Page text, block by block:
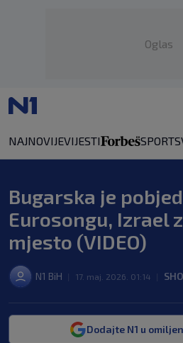
Oglas
NAJNOVIJEVIJESTI SPORT
Bugarska je
Eurosongu, Izrael
mjesto (VIDEO)
N1 BiH 17. maj. 2026. 01:14
Dodajte N1 u